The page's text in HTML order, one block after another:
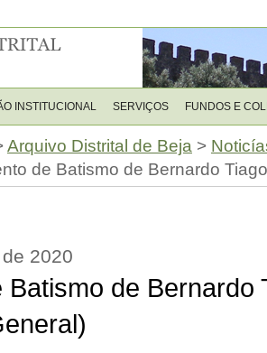
INSTITUCIONAL SERVIÇOS FUNDOS E
Arquivo Distrital de Beja >
de Batismo de Bernardo
2020
Batismo de Bernardo